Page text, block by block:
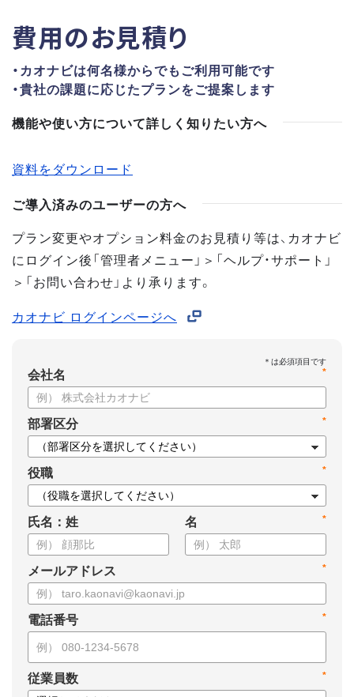
費用のお見積り
・カオナビは何名様からでもご利用可能です
・貴社の課題に応じたプランをご提案します
機能や使い方について詳しく知りたい方へ
資料をダウンロード
ご導入済みのユーザーの方へ
プラン変更やオプション料金のお見積り等は、カオナビ
にログイン後「管理者メニュー」＞「ヘルプ・サポート」
＞「お問い合わせ」より承ります。
カオナビ ログインページへ
*
会社名
*
部署区分
*
役職
氏名：姓 *
名
*
メールアドレス
*
電話番号
*
従業員数